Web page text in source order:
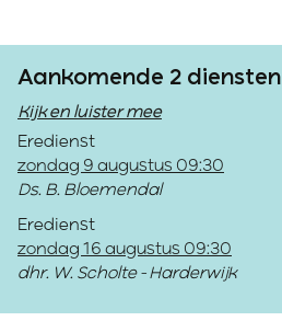
Aankomende 2 diensten
Kijk en luister mee
Eredienst
zondag 9 augustus 09:30
Ds. B. Bloemendal
Eredienst
zondag 16 augustus 09:30
dhr. W. Scholte - Harderwijk